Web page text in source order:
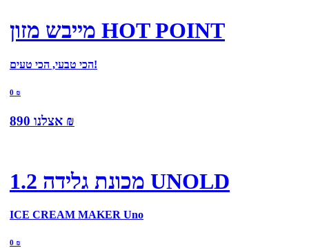
מייבש מזון HOT POINT
הכי טבעי, הכי טעים!
0 ₪
אצלנו 890 ₪
מכונת גלידה 1.2 UNOLD
ICE CREAM MAKER Uno
0 ₪